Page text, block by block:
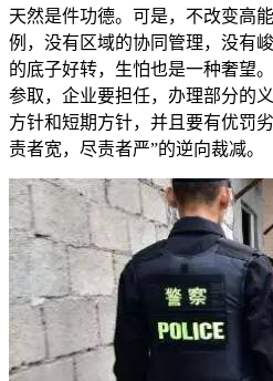
天然是件功德。可是，不改变高
例，没有区域的协同管理，没有
的底子好转，生怕也是一种奢望
参取，企业要担任，办理部分的
方针和短期方针，并且要有优罚
责者宽，尽责者严”的逆向裁减。